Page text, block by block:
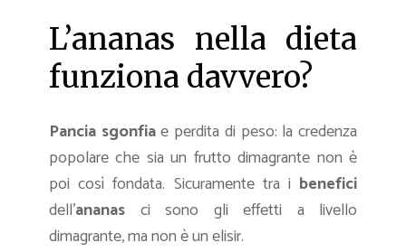
L’ananas nella dieta
funziona davvero?
Pancia sgonfiae perdita di peso: la credenza
popolare che sia un frutto dimagrante non è
poi così fondata. Sicuramente tra i benefici
dell’ananas ci sono gli effetti a livello
dimagrante, ma non è un elisir.